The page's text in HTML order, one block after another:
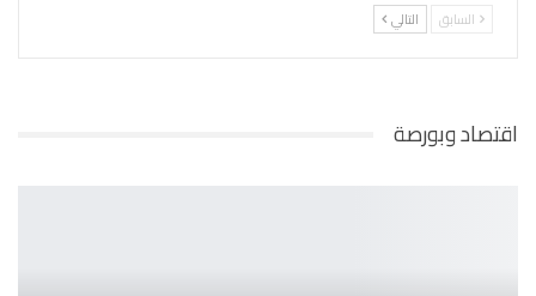
السابق التالي
اقتصاد وبورصة